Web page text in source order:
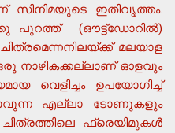
സിനിമയുടെ ഇതിവൃത്തം.
പുറത്ത് (ഔട്ട്ഡോറില്‍)
മലയാള
നാഴികക്കല്ലാണ് ഓളവും
വെളിച്ചം ഉപയോഗിച്ച്
എല്ലാ ടോണുകളും
ഫ്രെയിമുകള്‍